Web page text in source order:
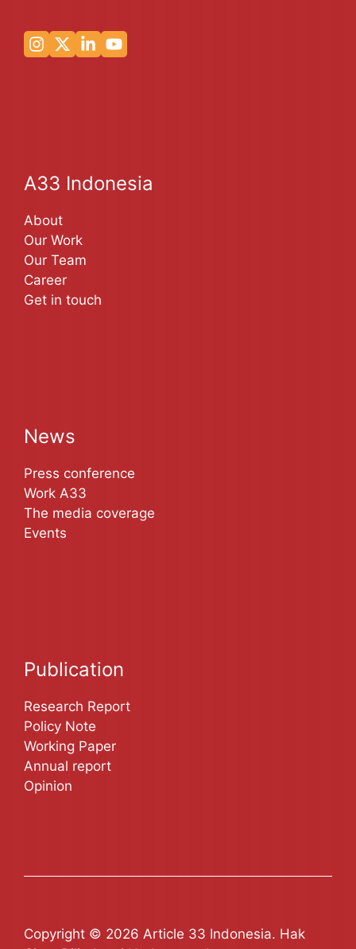
A33 Indonesia
About
Our Work
Our Team
Career
Get in touch
News
Press conference
Work A33
The media coverage
Events
Publication
Research Report
Policy Note
Working Paper
Annual report
Opinion
Copyright © 2026 Article 33 Indonesia. Hak